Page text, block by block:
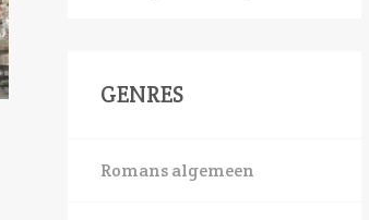
GENRES
Romans algemeen